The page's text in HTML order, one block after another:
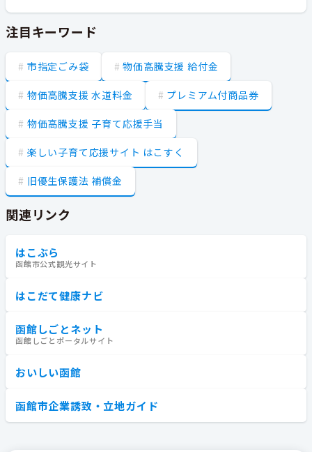
注目キーワード
市指定ごみ袋 物価高騰支援 給付金
物価高騰支援 水道料金 プレミアム付商品券
物価高騰支援 子育て応援手当
楽しい子育て応援サイト はこすく
旧優生保護法 補償金
関連リンク
はこぶら
函館市公式観光サイト
はこだて健康ナビ
函館しごとネット
函館しごとポータルサイト
おいしい函館
函館市企業誘致・立地ガイド